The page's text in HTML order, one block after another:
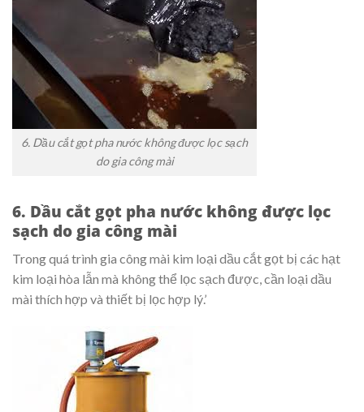
6. Dầu cắt gọt pha nước không được lọc sạch
do gia công mài
6. Dầu cắt gọt pha nước không được lọc
sạch do gia công mài
Trong quá trình gia công mài kim loại dầu cắt gọt bị các hạt
kim loại hòa lẫn mà không thể lọc sạch được, cần loại dầu
mài thích hợp và thiết bị lọc hợp lý.’